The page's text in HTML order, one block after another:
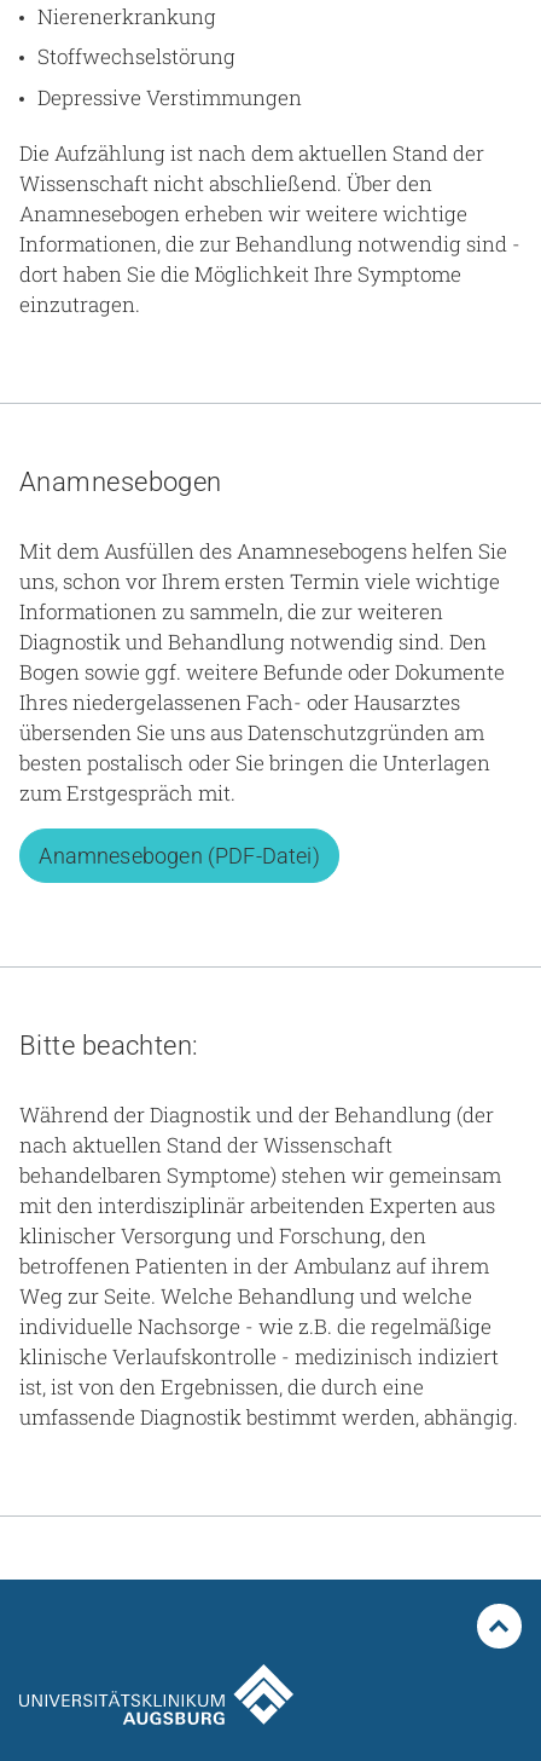
Nierenerkrankung
Stoffwechselstörung
Depressive Verstimmungen
Die Aufzählung ist nach dem aktuellen Stand der
Wissenschaft nicht abschließend. Über den
Anamnesebogen erheben wir weitere wichtige
Informationen, die zur Behandlung notwendig sind -
dort haben Sie die Möglichkeit Ihre Symptome
einzutragen.
Anamnesebogen
Mit dem Ausfüllen des Anamnesebogens helfen Sie
uns, schon vor Ihrem ersten Termin viele wichtige
Informationen zu sammeln, die zur weiteren
Diagnostik und Behandlung notwendig sind. Den
Bogen sowie ggf. weitere Befunde oder Dokumente
Ihres niedergelassenen Fach- oder Hausarztes
übersenden Sie uns aus Datenschutzgründen am
besten postalisch oder Sie bringen die Unterlagen
zum Erstgespräch mit.
Anamnesebogen (PDF-Datei)
Bitte beachten:
Während der Diagnostik und der Behandlung (der
nach aktuellen Stand der Wissenschaft
behandelbaren Symptome) stehen wir gemeinsam
mit den interdisziplinär arbeitenden Experten aus
klinischer Versorgung und Forschung, den
betroffenen Patienten in der Ambulanz auf ihrem
Weg zur Seite. Welche Behandlung und welche
individuelle Nachsorge - wie z.B. die regelmäßige
klinische Verlaufskontrolle - medizinisch indiziert
ist, ist von den Ergebnissen, die durch eine
umfassende Diagnostik bestimmt werden, abhängig.